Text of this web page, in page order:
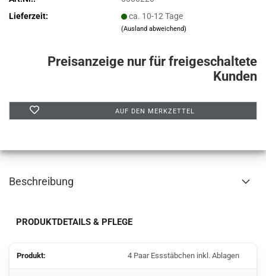
Lieferzeit:
ca. 10-12 Tage
(Ausland abweichend)
Preisanzeige nur für freigeschaltete
Kunden
AUF DEN MERKZETTEL
Beschreibung
PRODUKTDETAILS & PFLEGE
Produkt: 4 Paar Essstäbchen inkl. Ablagen